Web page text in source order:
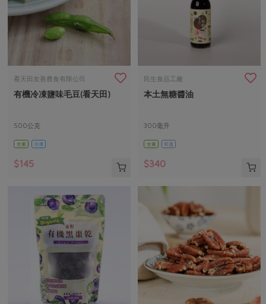
看天田友善農食有限公司
有機冷凍鹽味毛豆(看天田)
500公克
全素 冷凍
$145
民生食品工廠
本土無糖醬油
300毫升
全素 常溫
$340